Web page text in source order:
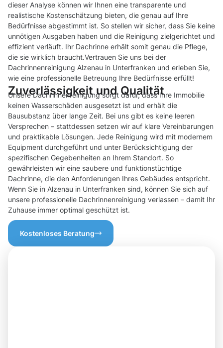
dieser Analyse können wir Ihnen eine transparente und
realistische Kostenschätzung bieten, die genau auf Ihre
Bedürfnisse abgestimmt ist. So stellen wir sicher, dass Sie keine
unnötigen Ausgaben haben und die Reinigung zielgerichtet und
effizient verläuft. Ihr Dachrinne erhält somit genau die Pflege,
die sie wirklich braucht.Vertrauen Sie uns bei der
Dachrinnenreinigung Alzenau in Unterfranken und erleben Sie,
wie eine professionelle Betreuung Ihre Bedürfnisse erfüllt!
Zuverlässigkeit und Qualität
Unsere Dachrinnenreinigung sorgt dafür, dass Ihre Immobilie
keinen Wasserschäden ausgesetzt ist und erhält die
Bausubstanz über lange Zeit. Bei uns gibt es keine leeren
Versprechen – stattdessen setzen wir auf klare Vereinbarungen
und praktikable Lösungen. Jede Reinigung wird mit modernem
Equipment durchgeführt und unter Berücksichtigung der
spezifischen Gegebenheiten an Ihrem Standort. So
gewährleisten wir eine saubere und funktionstüchtige
Dachrinne, die den Anforderungen Ihres Gebäudes entspricht.
Wenn Sie in Alzenau in Unterfranken sind, können Sie sich auf
unsere professionelle Dachrinnenreinigung verlassen – damit Ihr
Zuhause immer optimal geschützt ist.
Kostenloses Beratung